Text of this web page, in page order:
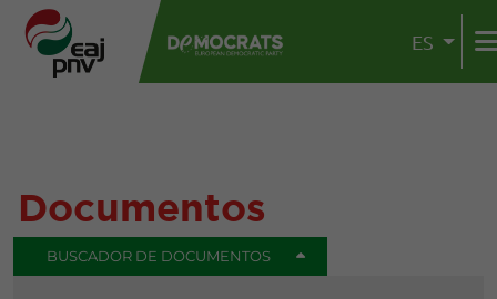
ES
Documentos
BUSCADOR DE DOCUMENTOS